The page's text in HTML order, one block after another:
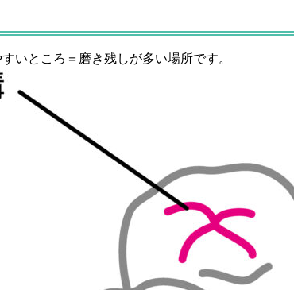
いところ＝磨き残しが多い場所です。